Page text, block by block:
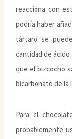
reacciona con
podría haber
tártaro se
cantidad de ácido
que el bizcocho
bicarbonato de la
Para el
probablemente